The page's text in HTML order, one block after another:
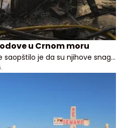
u Crnom moru
saopštilo je da su njihove snage
i logističke objekte u više